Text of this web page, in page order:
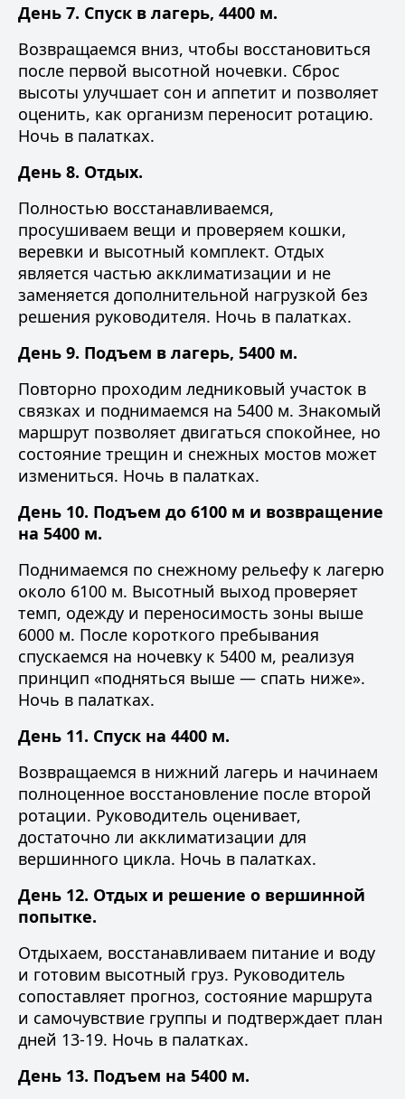
День 7. Спуск в лагерь, 4400 м.
Возвращаемся вниз, чтобы восстановиться
после первой высотной ночевки. Сброс
высоты улучшает сон и аппетит и позволяет
оценить, как организм переносит ротацию.
Ночь в палатках.
День 8. Отдых.
Полностью восстанавливаемся,
просушиваем вещи и проверяем кошки,
веревки и высотный комплект. Отдых
является частью акклиматизации и не
заменяется дополнительной нагрузкой без
решения руководителя. Ночь в палатках.
День 9. Подъем в лагерь, 5400 м.
Повторно проходим ледниковый участок в
связках и поднимаемся на 5400 м. Знакомый
маршрут позволяет двигаться спокойнее, но
состояние трещин и снежных мостов может
измениться. Ночь в палатках.
День 10. Подъем до 6100 м и возвращение
на 5400 м.
Поднимаемся по снежному рельефу к лагерю
около 6100 м. Высотный выход проверяет
темп, одежду и переносимость зоны выше
6000 м. После короткого пребывания
спускаемся на ночевку к 5400 м, реализуя
принцип «подняться выше — спать ниже».
Ночь в палатках.
День 11. Спуск на 4400 м.
Возвращаемся в нижний лагерь и начинаем
полноценное восстановление после второй
ротации. Руководитель оценивает,
достаточно ли акклиматизации для
вершинного цикла. Ночь в палатках.
День 12. Отдых и решение о вершинной
попытке.
Отдыхаем, восстанавливаем питание и воду
и готовим высотный груз. Руководитель
сопоставляет прогноз, состояние маршрута
и самочувствие группы и подтверждает план
дней 13-19. Ночь в палатках.
День 13. Подъем на 5400 м.